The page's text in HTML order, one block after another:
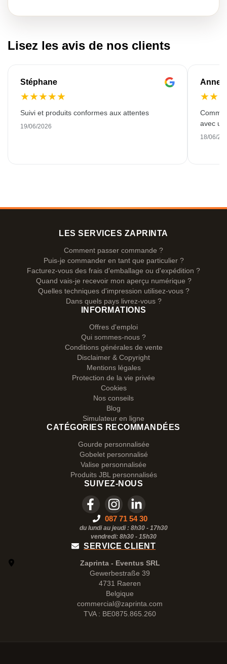
Lisez les avis de nos clients
Stéphane
★★★★★
Suivi et produits conformes aux attentes
19/06/2026
Anne-
★★
avec
18/06/
LES SERVICES ZAPRINTA
Comment passer commande ?
Puis-je commander en tant que particulier ?
Facturez-vous des frais d'emballage ou d'expédition ?
Quand vais-je recevoir mon aperçu numérique ?
Quelles techniques d'impression utilisez-vous ?
Dans quels pays livrez-vous ?
INFORMATIONS
Offres d'emploi
Qui sommes-nous ?
Conditions générales de vente
Disclaimer & Copyright
Mentions légales
Protection de la vie privée
Cookies
Nos conseils
Blog
Simulateur en ligne
CATÉGORIES RECOMMANDÉES
Gourde personnalisée
Gobelet personnalisé
Valise personnalisée
Produits JBL personnalisés
SUIVEZ-NOUS
087 71 54 30
du lundi au jeudi : 8h30 - 17h30
vendredi: 8h30 - 15h30
SERVICE CLIENT
Zaprinta - Eventus SRL
Gewerbestraße 39
4731 Raeren
Belgique
commercial@zaprinta.com
TVA : BE0875.865.260